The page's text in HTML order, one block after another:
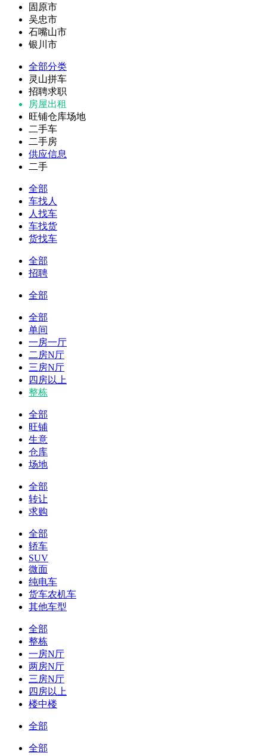
固原市
吴忠市
石嘴山市
银川市
全部分类
灵山拼车
招聘求职
房屋出租
旺铺仓库场地
二手车
二手房
供应信息
二手
全部
车找人
人找车
车找货
货找车
全部
招聘
全部
全部
单间
一房一厅
二房N厅
三房N厅
四房以上
整栋
全部
旺铺
生意
仓库
场地
全部
转让
求购
全部
轿车
SUV
微面
纯电车
货车农机车
其他车型
全部
整栋
一房N厅
两房N厅
三房N厅
四房以上
楼中楼
全部
全部